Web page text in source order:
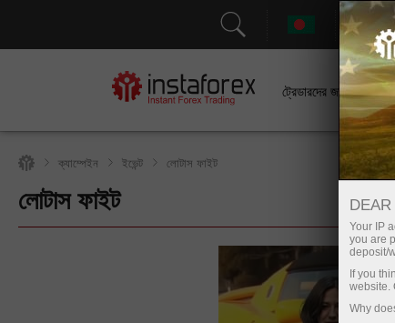
ট্রেডারদের জন্য
ক্যাম্পেইন ইভেন্ট লোটাস ফাইট
লোটাস ফাইট
Your IP
you are
deposit/
If you
website.
Why